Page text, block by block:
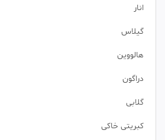
انار
گیلاس
هالووین
دراگون
گلابی
کبریتی خاکی